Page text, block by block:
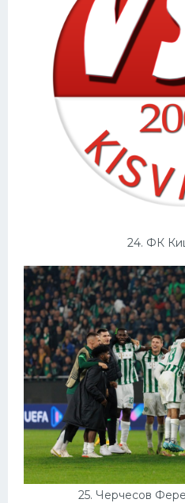
24. ФК
25. Черчесов